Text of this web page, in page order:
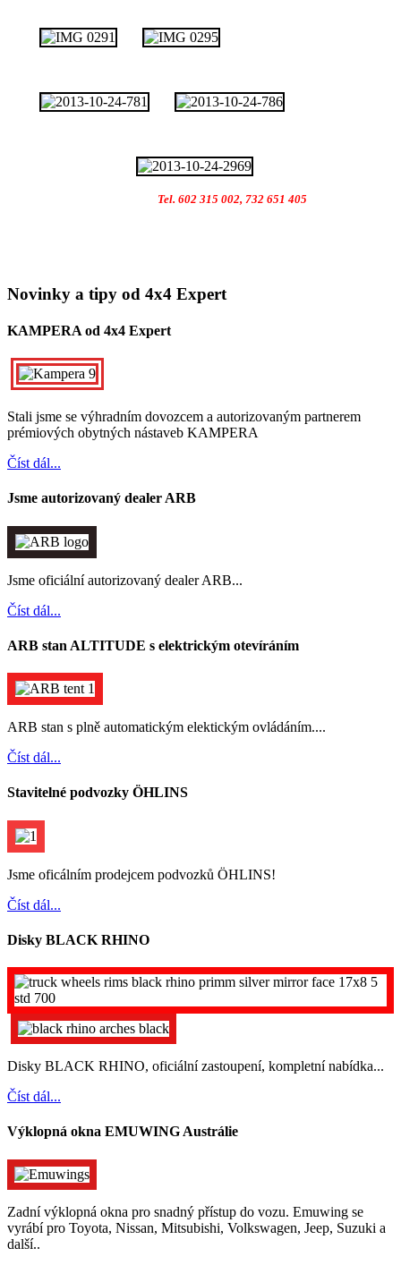
Tel. 602 315 002, 732 651 405
Novinky a tipy od 4x4 Expert
KAMPERA od 4x4 Expert
Stali jsme se výhradním dovozcem a autorizovaným partnerem
prémiových obytných nástaveb KAMPERA
Číst dál...
Jsme autorizovaný dealer ARB
Jsme oficiální autorizovaný dealer ARB...
Číst dál...
ARB stan ALTITUDE s elektrickým otevíráním
ARB stan s plně automatickým elektickým ovládáním....
Číst dál...
Stavitelné podvozky ÖHLINS
Jsme oficálním prodejcem podvozků ÖHLINS!
Číst dál...
Disky BLACK RHINO
Disky BLACK RHINO, oficiální zastoupení, kompletní nabídka...
Číst dál...
Výklopná okna EMUWING Austrálie
Zadní výklopná okna pro snadný přístup do vozu. Emuwing se
vyrábí pro Toyota, Nissan, Mitsubishi, Volkswagen, Jeep, Suzuki a
další..